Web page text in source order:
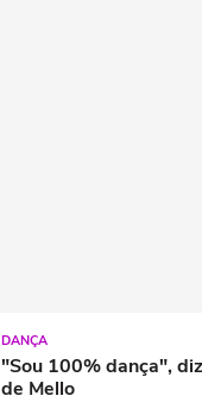
DANÇA
"Sou 100% dança",
de Mello